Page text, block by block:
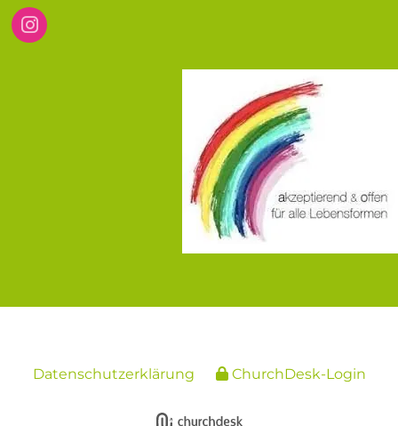
Datenschutzerklärung ChurchDesk-Login